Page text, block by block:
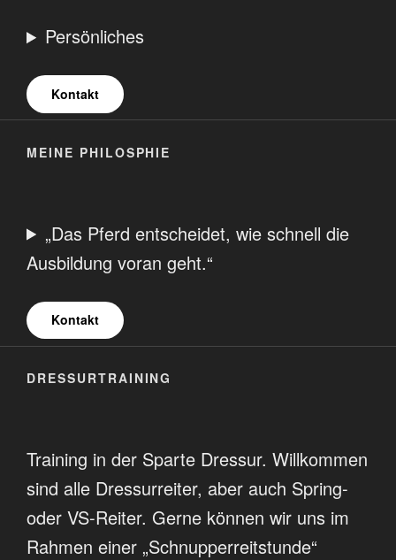
Persönliches
Kontakt
MEINE PHILOSPHIE
„Das Pferd entscheidet, wie schnell die
Ausbildung voran geht.“
Kontakt
DRESSURTRAINING
Training in der Sparte Dressur. Willkommen
sind alle Dressurreiter, aber auch Spring-
oder VS-Reiter. Gerne können wir uns im
Rahmen einer „Schnupperreitstunde“